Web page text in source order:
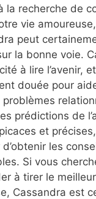
la recherche de
vie
peut
la bonne voie.
à lire l’avenir,
douée pour
prédictions de
et
les
Si vous
à tirer le
Cassandra est